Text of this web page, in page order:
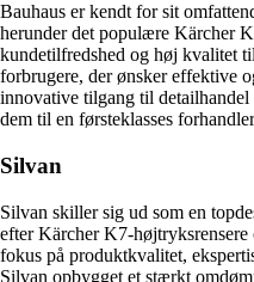
Bauhaus er kendt for sit
herunder det populære Kärcher
kundetilfredshed og høj kvalitet
forbrugere, der ønsker effektive
innovative tilgang til
dem til en førsteklasses
Silvan
Silvan skiller sig ud som en
efter Kärcher K7-
fokus på produktkvalitet,
Silvan opbygget et stærkt